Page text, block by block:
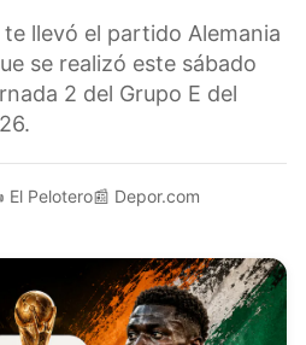
llevó el partido Alemania
se realizó este sábado
2 del Grupo E del
El Pelotero📰 Depor.com